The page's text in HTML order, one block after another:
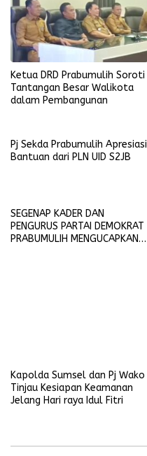
Ketua DRD Prabumulih Soroti
Tantangan Besar Walikota
dalam Pembangunan
Pj Sekda Prabumulih Apresiasi
Bantuan dari PLN UID S2JB
SEGENAP KADER DAN
PENGURUS PARTAI DEMOKRAT
PRABUMULIH MENGUCAPKAN
Kapolda Sumsel dan Pj Wako
Tinjau Kesiapan Keamanan
Jelang Hari raya Idul Fitri